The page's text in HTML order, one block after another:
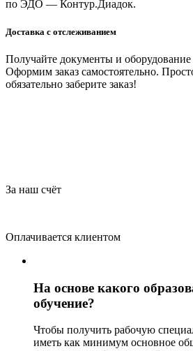
по ЭДО — Контур.Диадок.
Доставка с отслеживанием
Получайте документы и
Оформим заказ самостоятельно.
обязательно заберите заказ!
За наш счёт
Оплачивается клиентом
На основе какого
обучение?
Чтобы получить рабочую
иметь как минимум основное